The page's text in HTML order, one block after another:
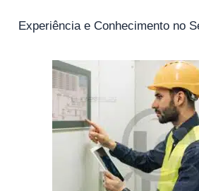
Experiência e Conhecimento no